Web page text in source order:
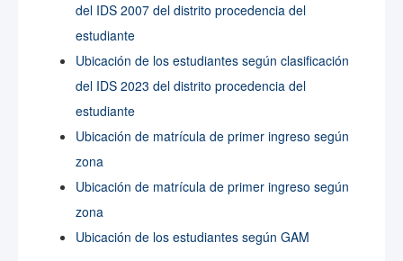
del IDS 2007 del distrito procedencia del
estudiante
Ubicación de los estudiantes según clasificación
del IDS 2023 del distrito procedencia del
estudiante
Ubicación de matrícula de primer ingreso según
zona
Ubicación de matrícula de primer ingreso según
zona
Ubicación de los estudiantes según GAM